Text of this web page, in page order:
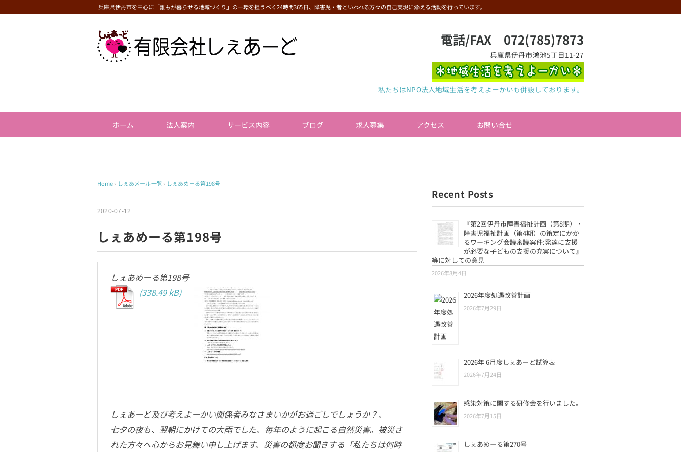
兵庫県伊丹市を中心に「誰もが暮らせる地域づくり」の一環を担うべく24時間365日、障害児・者といわれる方々の自己実現に添える活動を行っています。
電話/FAX 072(785)7873
兵庫県伊丹市鴻池5丁目11-27
私たちはNPO法人地域生活を考えよーかいも併設しております。
ホーム 法人案内 サービス内容 ブログ 求人募集 アクセス お問い合せ
Home› しぇあメール一覧› しぇあめーる第198号
2020-07-12
しぇあめーる第198号
しぇあめーる第198号
しぇあーど及び考えよーかい関係者みなさまいかがお過ごしでしょうか？。
七夕の夜も、翌朝にかけての大雨でした。毎年のように起こる自然災害。被災さ
れた方々へ心からお見舞い申し上げます。災害の都度お聞きする「私たちは何時
Recent Posts
『第2回伊丹市障害福祉計画（第8期）・
障害児福祉計画（第4期）の策定にかか
るワーキング会議審議案件:発達に支援
が必要な子どもの支援の充実について』
等に対しての意見
2026年8月4日
2026年度処遇改善計画
2026年7月29日
2026年 6月度しぇあーど試算表
2026年7月24日
感染対策に関する研修会を行いました。
2026年7月15日
しぇあめーる第270号